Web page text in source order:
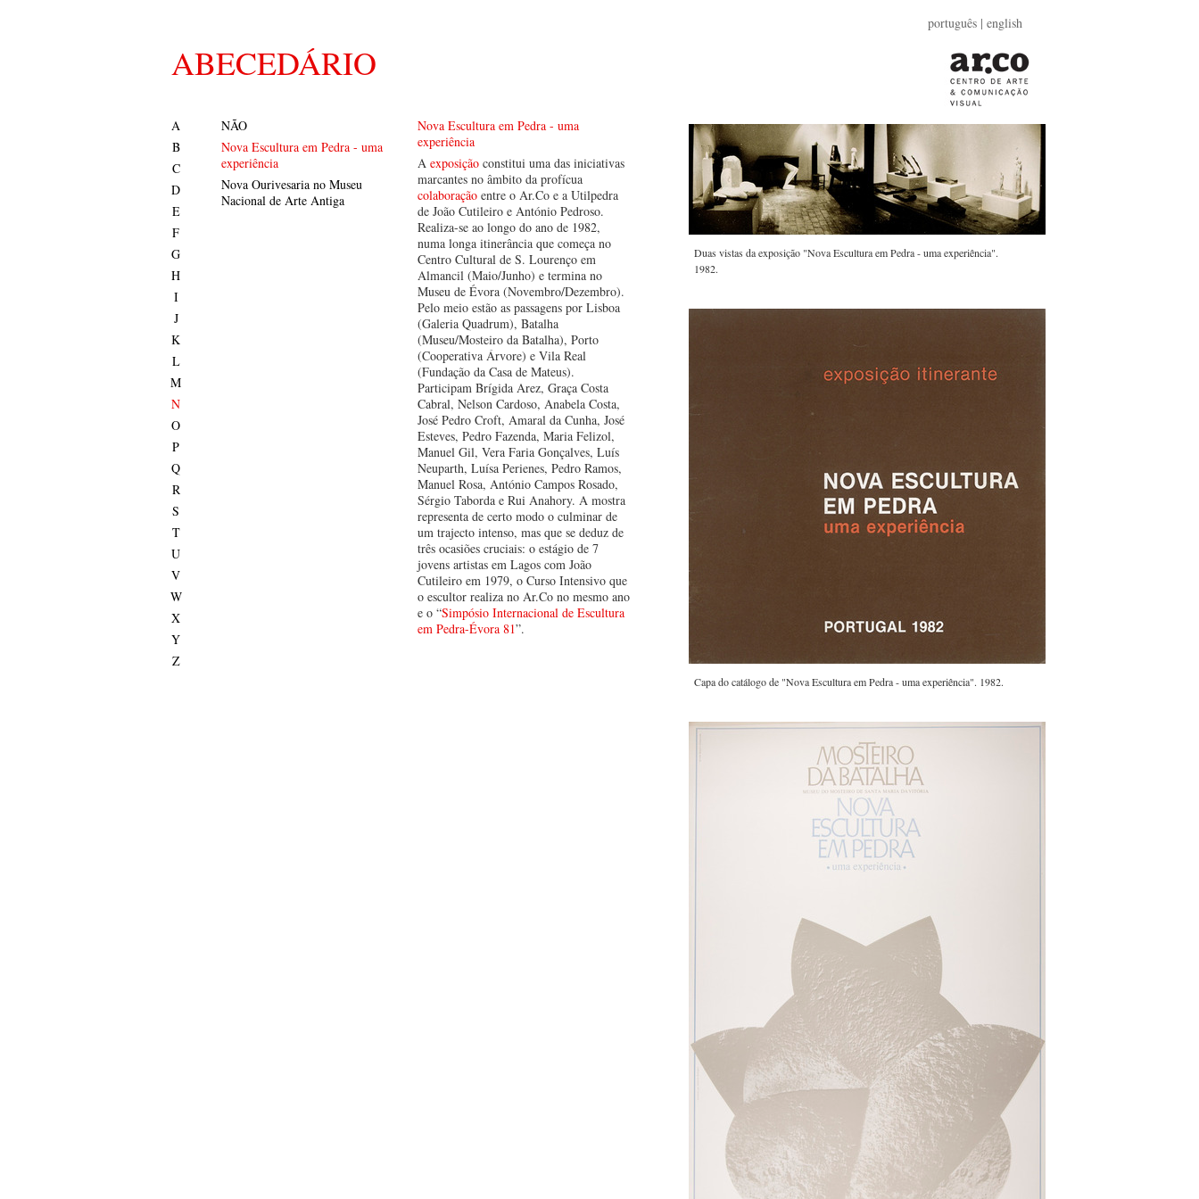
ABECEDÁRIO
português | english
A
B
C
D
E
F
G
H
I
J
K
L
M
N
O
P
Q
R
S
T
U
V
W
X
Y
Z
NÃO
Nova Escultura em Pedra - uma
experiência
Nova Ourivesaria no Museu
Nacional de Arte Antiga
Nova Escultura em Pedra - uma
experiência
A exposição constitui uma das iniciativas
marcantes no âmbito da profícua
colaboração entre o Ar.Co e a Utilpedra
de João Cutileiro e António Pedroso.
Realiza-se ao longo do ano de 1982,
numa longa itinerância que começa no
Centro Cultural de S. Lourenço em
Almancil (Maio/Junho) e termina no
Museu de Évora (Novembro/Dezembro).
Pelo meio estão as passagens por Lisboa
(Galeria Quadrum), Batalha
(Museu/Mosteiro da Batalha), Porto
(Cooperativa Árvore) e Vila Real
(Fundação da Casa de Mateus).
Participam Brígida Arez, Graça Costa
Cabral, Nelson Cardoso, Anabela Costa,
José Pedro Croft, Amaral da Cunha, José
Esteves, Pedro Fazenda, Maria Felizol,
Manuel Gil, Vera Faria Gonçalves, Luís
Neuparth, Luísa Perienes, Pedro Ramos,
Manuel Rosa, António Campos Rosado,
Sérgio Taborda e Rui Anahory. A mostra
representa de certo modo o culminar de
um trajecto intenso, mas que se deduz de
três ocasiões cruciais: o estágio de 7
jovens artistas em Lagos com João
Cutileiro em 1979, o Curso Intensivo que
o escultor realiza no Ar.Co no mesmo ano
e o “Simpósio Internacional de Escultura
em Pedra-Évora 81”.
Duas vistas da exposição "Nova Escultura em Pedra - uma experiência".
1982.
Capa do catálogo de "Nova Escultura em Pedra - uma experiência". 1982.